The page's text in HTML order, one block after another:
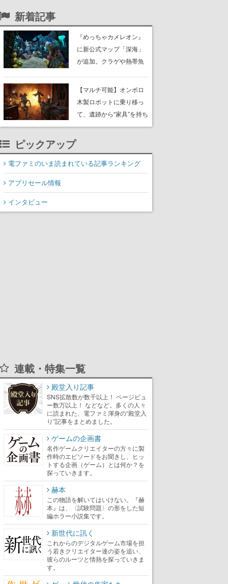
新着記事
『めっちゃカメレオン』
に新公式マップ「深海」
が追加。クラゲや熱帯魚
や大きな貝も
【マルチ可能】オンボロ
木製ロボットに乗り移っ
て、遺跡から“家具”を持ち
帰るホラーアクションゲ
売。迫る“腐敗”から逃げ延
び、持ち帰った家具で基
ピックアップ
電ファミのいま読まれている記事ランキング
アプリセール情報
インタビュー
連載・特集一覧
殿堂入り記事
SNS拡散数が数千以上！ ページビュ
ー数万以上！ などなど。多くの人々
に読まれた、電ファミ渾身の“殿堂入
り”記事をまとめました。
ゲームの企画書
名作ゲームクリエイターの方々に製
作時のエピソードをお聞きし、ヒッ
トする企画（ゲーム）とは何か？を
探っていきます。
赫本
この物語を解いてはいけない。『赫
本』は、〈試験問題〉の形をした短
編ホラー小説集です。
新世代に訊く
これからのデジタルゲーム市場を担
う若きクリエイター達の姿を追い、
彼らのルーツと情熱を探っていきま
す。